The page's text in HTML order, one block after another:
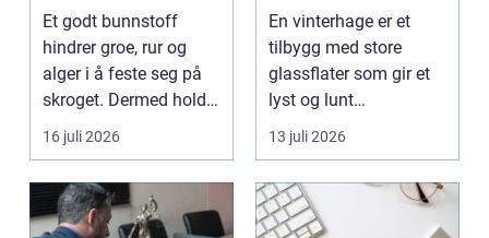
Et godt bunnstoff
hindrer groe, rur og
alger i å feste seg på
skroget. Dermed holder
båten bedre far...
16 juli 2026
En vinterhage er et
tilbygg med store
glassflater som gir et
lyst og lunt
oppholdsrom nær
hagen, ogs...
13 juli 2026